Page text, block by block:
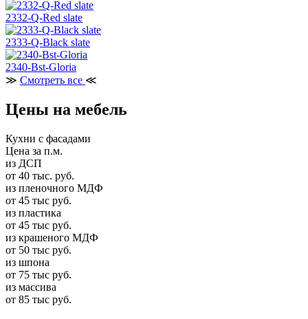
2332-Q-Red slate
2333-Q-Black slate
2340-Bst-Gloria
≫ Смотреть все ≪
Цены на мебель
Кухни с фасадами
Цена за п.м.
из ДСП
от 40 тыс. руб.
из пленочного МДФ
от 45 тыс руб.
из пластика
от 45 тыс руб.
из крашеного МДФ
от 50 тыс руб.
из шпона
от 75 тыс руб.
из массива
от 85 тыс руб.